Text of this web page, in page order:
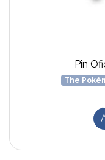
Pin
The